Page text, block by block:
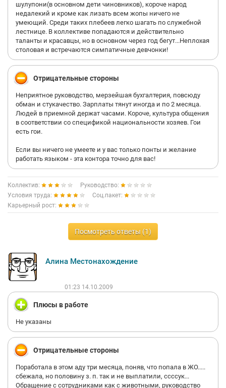
Ну и последнее, что хотелось бы заметить - подлинность
некоторых лекарств лично у меня вызывала сомнения.
Конкретные наименования озвучивать не буду, потому что
здесь требуется экспертиза. Будем считать, что это моё
субъективное мнение.
По всем пунктам голосования поставил в основном троечки.
Теоретически могло быть и хуже, но пока в моей карьере это
худший работодатель. Сомневаюсь, что за последние
несколько лет там что-то изменилось.
шулупони(в основном дети чиновников), короче народ
недалекий и кроме как лизать всем жопы ничего не
умеющий. Среди таких плебеев легко шагать по служебной
лестнице. В коллективе попадаются и действительно
таланты и красавцы, но в основном через год бегут...Неплохая
столовая и встречаются симпатичные девчонки!
Отрицательные стороны
Неприятное руководство, мерзейшая бухгалтерия, повсюду
обман и стукачество. Зарплаты тянут иногда и по 2 месяца.
Людей в приемной держат часами. Короче, культура общения
в соответствии со спецификой национальности хозяев. Гои
есть гои.
Если вы ничего не умеете и у вас только понты и желание
работать языком - эта контора точно для вас!
Коллектив:
Руководство:
Условия труда:
Соц.пакет:
Карьерный рост:
Посмотреть ответы (1)
Алина Местонахождение
01:23 14.10.2009
Плюсы в работе
Не указаны
Отрицательные стороны
Поработала в этом аду три месяца, поняв, что попала в ЖО.....
сбежала, но половину з. п. так и не выплатили, ссссук...
Обращение с сотрудниками как с животными, руководство